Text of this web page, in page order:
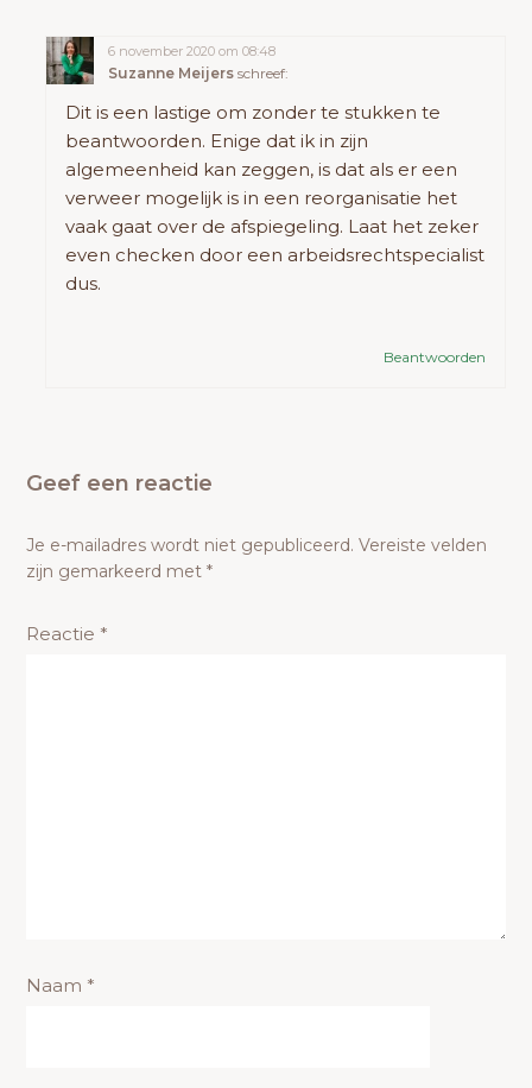
Suzanne Meijers schreef:
6 november 2020 om 08:48
Dit is een lastige om zonder te stukken te
beantwoorden. Enige dat ik in zijn
algemeenheid kan zeggen, is dat als er een
verweer mogelijk is in een reorganisatie het
vaak gaat over de afspiegeling. Laat het zeker
even checken door een arbeidsrechtspecialist
dus.
Beantwoorden
Geef een reactie
Je e-mailadres wordt niet gepubliceerd. Vereiste velden
zijn gemarkeerd met*
Reactie *
Naam *